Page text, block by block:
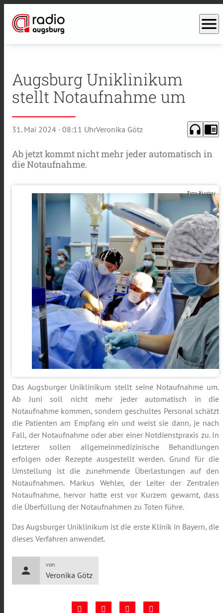
menu
Augsburg Uniklinikum
stellt Notaufnahme um
31. Mai 2024 · 08:11 UhrVeronika Götz headphones chrome_reader_mode
Ab jetzt kommt nicht mehr jeder automatisch in
die Notaufnahme.
Foto: Pixabay
Das Augsburger Uniklinikum stellt seine Notaufnahme um.
Ab Juni soll nicht mehr jeder automatisch in die
Notaufnahme kommen, sondern geschultes Personal schätzt
die Patienten am Empfang ein und weist sie dann, je nach
Fall, der Notaufnahme oder aber einer Notdienstpraxis zu. In
letzterer sollen allgemeinmedizinische Behandlungen
erfolgen oder Rezepte ausgestellt werden. Grund für die
Umstellung ist die zunehmende Überlastungen auf den
Notaufnahmen. Markus Wehler, der Leiter der Zentralen
Notaufnahme, hervor hatte erst vor Kurzem gewarnt, dass
die Überfüllung der Notaufnahmen zu Toten führe.
Das Augsburger Uniklinikum ist die erste Klinik in Bayern, die
dieses Verfahren anwendet.
person
von
Veronika Götz